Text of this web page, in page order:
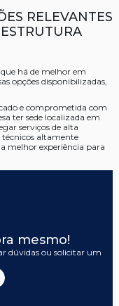
RELEVANTES
há de melhor em
opções disponibilizadas,
e comprometida com
ter sede localizada em
serviços de alta
altamente
melhor experiência para
mesmo!
dúvidas ou solicitar um